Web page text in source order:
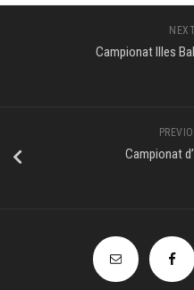
Campionat Illes
Campionat